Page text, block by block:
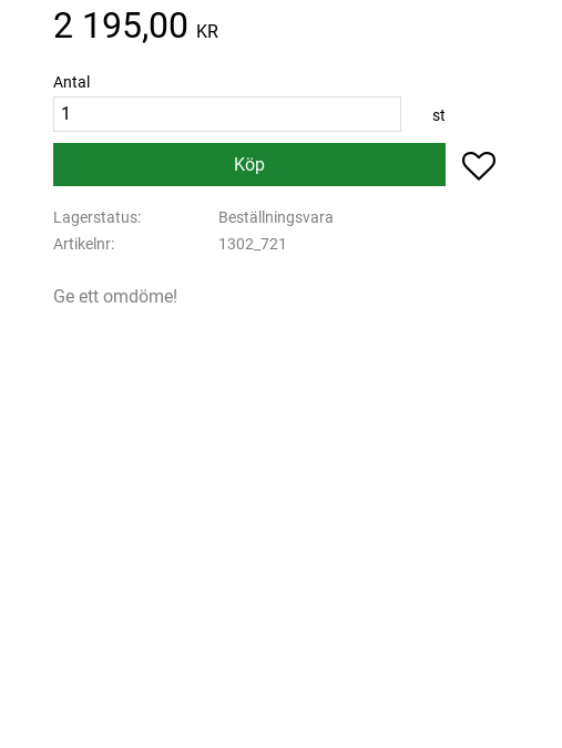
2 195,00 KR
Antal
st
Köp Lägg till
Lagerstatus
Beställningsvara
Artikelnr
1302_721
Ge ett omdöme!